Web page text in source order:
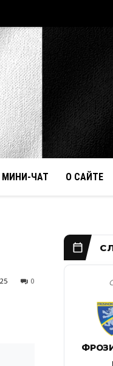
МИНИ-ЧАТ О САЙТЕ
0